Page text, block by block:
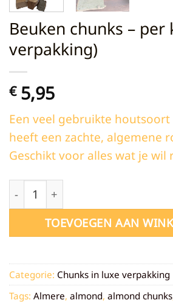
Beuken chunks – per
verpakking)
€5,95
Een veel gebruikte houtsoort
heeft een zachte, algemene
Geschikt voor alles wat je wil
Beuken chunks - per kilo (Luxe
TOEVOEGEN AAN
Categorie: Chunks in luxe verpakking
Tags: Almere, almond, almond chunks